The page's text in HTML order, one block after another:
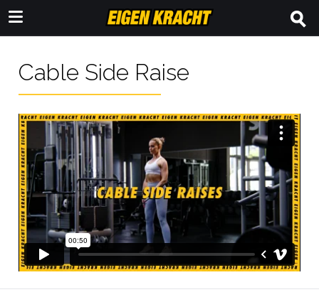
Cable Side Raise